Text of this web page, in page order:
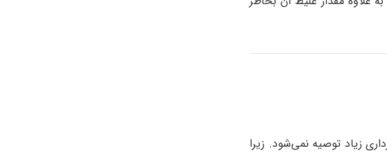
زیاد توصیه نمی‌شود. زیرا